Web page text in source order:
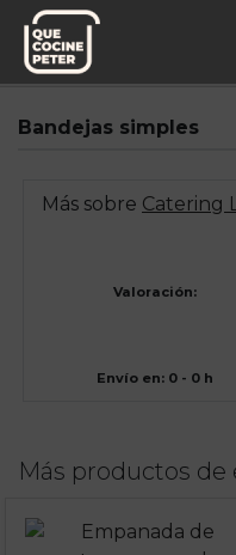
Catering Catering La Margata
Bandejas simples
Más sobre Catering
Valoración:
Envío en: 0 - 0 h
Más productos